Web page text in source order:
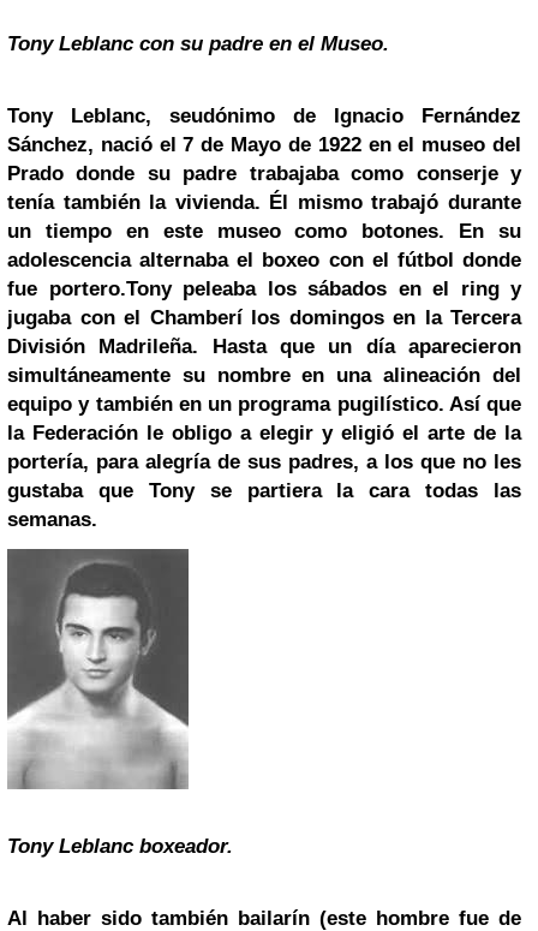
Tony Leblanc con su padre en el Museo.
Tony Leblanc, seudónimo de Ignacio Fernández
Sánchez, nació el 7 de Mayo de 1922 en el museo del
Prado donde su padre trabajaba como conserje y
tenía también la vivienda. Él mismo trabajó durante
un tiempo en este museo como botones. En su
adolescencia alternaba el boxeo con el fútbol donde
fue portero.Tony peleaba los sábados en el ring y
jugaba con el Chamberí los domingos en la Tercera
División Madrileña. Hasta que un día aparecieron
simultáneamente su nombre en una alineación del
equipo y también en un programa pugilístico. Así que
la Federación le obligo a elegir y eligió el arte de la
portería, para alegría de sus padres, a los que no les
gustaba que Tony se partiera la cara todas las
semanas.
Tony Leblanc boxeador.
Al haber sido también bailarín (este hombre fue de